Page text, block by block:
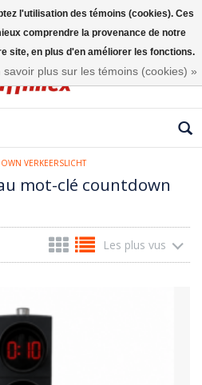
VERKEERSLICHT
mot-clé countdown
Les plus vus
l'utilisation des témoins (cookies). Ces
comprendre la provenance de notre
site, en plus d'en améliorer les fonctions.
savoir plus sur les témoins (cookies) »